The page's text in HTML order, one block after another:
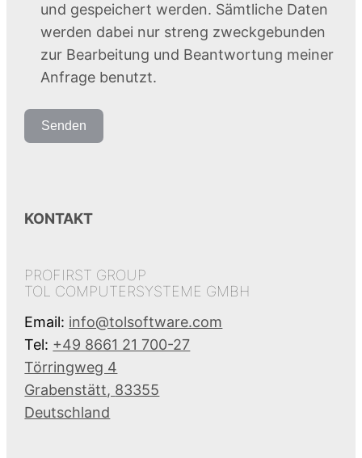
und gespeichert werden. Sämtliche Daten
werden dabei nur streng zweckgebunden
zur Bearbeitung und Beantwortung meiner
Anfrage benutzt.
Senden
KONTAKT
PROFIRST GROUP
TOL COMPUTERSYSTEME GMBH
Email: info@tolsoftware.com
Tel: +49 8661 21 700-27
Törringweg 4
Grabenstätt, 83355
Deutschland